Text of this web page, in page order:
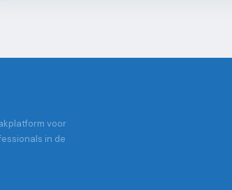
voor
in de